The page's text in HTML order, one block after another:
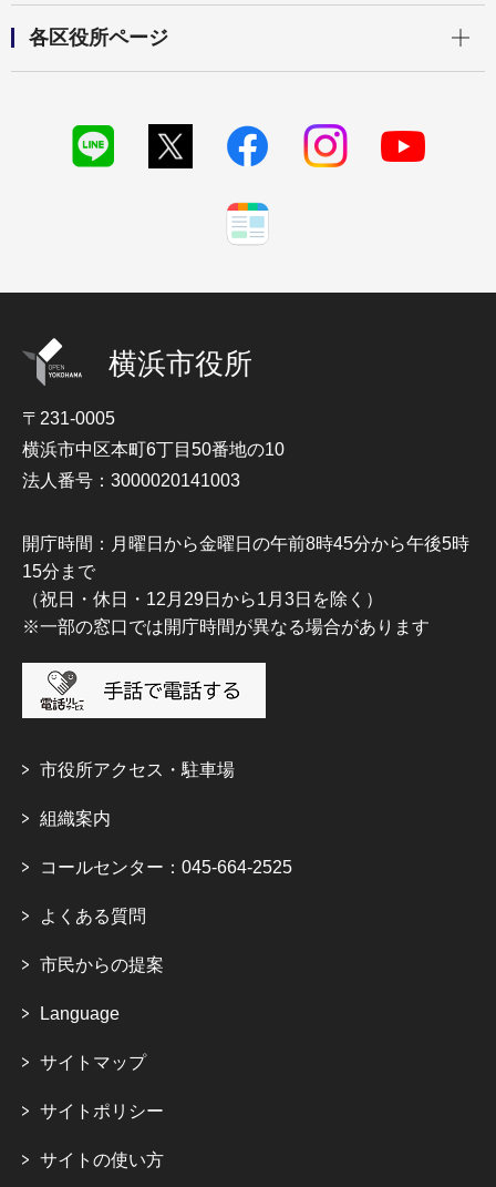
各区役所ページ
横浜市役所
〒231-0005
横浜市中区本町6丁目50番地の10
法人番号：3000020141003
開庁時間：月曜日から金曜日の午前8時45分から午後5時
15分まで
（祝日・休日・12月29日から1月3日を除く）
※一部の窓口では開庁時間が異なる場合があります
市役所アクセス・駐車場
組織案内
コールセンター：045-664-2525
よくある質問
市民からの提案
Language
サイトマップ
サイトポリシー
サイトの使い方